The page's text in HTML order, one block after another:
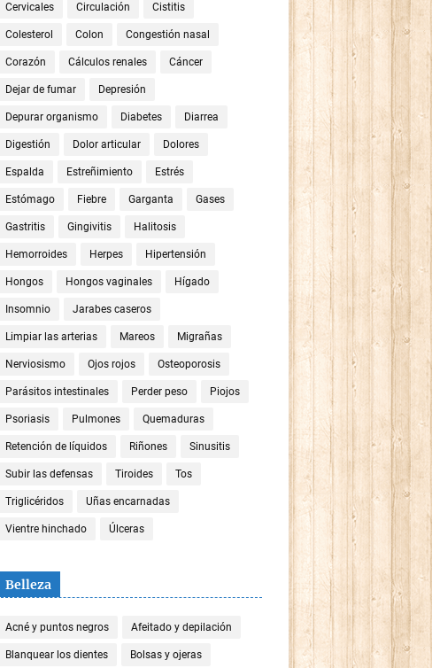
Cervicales Circulación Cistitis
Colesterol Colon Congestión nasal
Corazón Cálculos renales Cáncer
Dejar de fumar Depresión
Depurar organismo Diabetes Diarrea
Digestión Dolor articular Dolores
Espalda Estreñimiento Estrés
Estómago Fiebre Garganta Gases
Gastritis Gingivitis Halitosis
Hemorroides Herpes Hipertensión
Hongos Hongos vaginales Hígado
Insomnio Jarabes caseros
Limpiar las arterias Mareos Migrañas
Nerviosismo Ojos rojos Osteoporosis
Parásitos intestinales Perder peso Piojos
Psoriasis Pulmones Quemaduras
Retención de líquidos Riñones Sinusitis
Subir las defensas Tiroides Tos
Triglicéridos Uñas encarnadas
Vientre hinchado Úlceras
Belleza
Acné y puntos negros Afeitado y depilación
Blanquear los dientes Bolsas y ojeras